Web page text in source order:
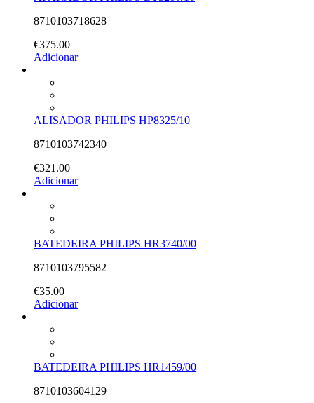
8710103718628
€375.00
Adicionar
ALISADOR PHILIPS HP8325/10
8710103742340
€321.00
Adicionar
BATEDEIRA PHILIPS HR3740/00
8710103795582
€35.00
Adicionar
BATEDEIRA PHILIPS HR1459/00
8710103604129